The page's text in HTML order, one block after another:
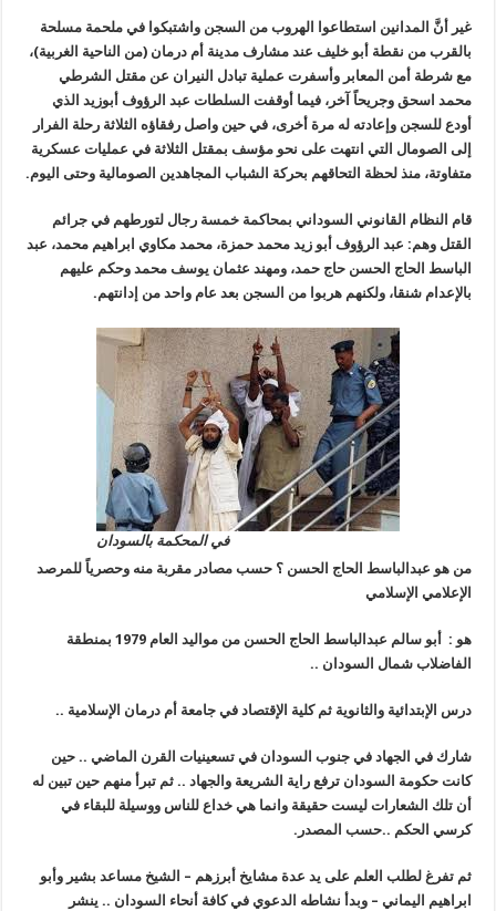
غير أنَّ المدانين استطاعوا الهروب من السجن واشتبكوا في ملحمة مسلحة
بالقرب من نقطة أبو خليف عند مشارف مدينة أم درمان (من الناحية الغربية)،
مع شرطة أمن المعابر وأسفرت عملية تبادل النيران عن مقتل الشرطي
محمد اسحق وجريحاً آخر، فيما أوقفت السلطات عبد الرؤوف أبوزيد الذي
أودع للسجن وإعادته له مرة أخرى، في حين واصل رفقاؤه الثلاثة رحلة الفرار
إلى الصومال التي انتهت على نحو مؤسف بمقتل الثلاثة في عمليات عسكرية
متفاوتة، منذ لحظة التحاقهم بحركة الشباب المجاهدين الصومالية وحتى اليوم.
قام النظام القانوني السوداني بمحاكمة خمسة رجال لتورطهم في جرائم
القتل وهم: عبد الرؤوف أبو زيد محمد حمزة، محمد مكاوي ابراهيم محمد، عبد
الباسط الحاج الحسن حاج حمد، ومهند عثمان يوسف محمد وحكم عليهم
بالإعدام شنقا، ولكنهم هربوا من السجن بعد عام واحد من إدانتهم.
في المحكمة بالسودان
من هو عبدالباسط الحاج الحسن ؟ حسب مصادر مقربة منه وحصرياً للمرصد
الإعلامي الإسلامي
هو : أبو سالم عبدالباسط الحاج الحسن من مواليد العام 1979 بمنطقة
الفاضلاب شمال السودان ..
درس اﻹبتدائية والثانوية ثم كلية اﻹقتصاد في جامعة أم درمان اﻹسلامية ..
شارك في الجهاد في جنوب السودان في تسعينيات القرن الماضي .. حين
كانت حكومة السودان ترفع راية الشريعة والجهاد .. ثم تبرأ منهم حين تبين له
أن تلك الشعارات ليست حقيقة وانما هي خداع للناس ووسيلة للبقاء في
كرسي الحكم ..حسب المصدر.
ثم تفرغ لطلب العلم على يد عدة مشايخ أبرزهم – الشيخ مساعد بشير وأبو
ابراهيم اليماني – وبدأ نشاطه الدعوي في كافة أنحاء السودان .. ينشر